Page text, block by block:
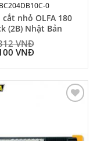
0
cắt nhỏ OLFA 180
(2B) Nhật Bản
VNĐ
VNĐ